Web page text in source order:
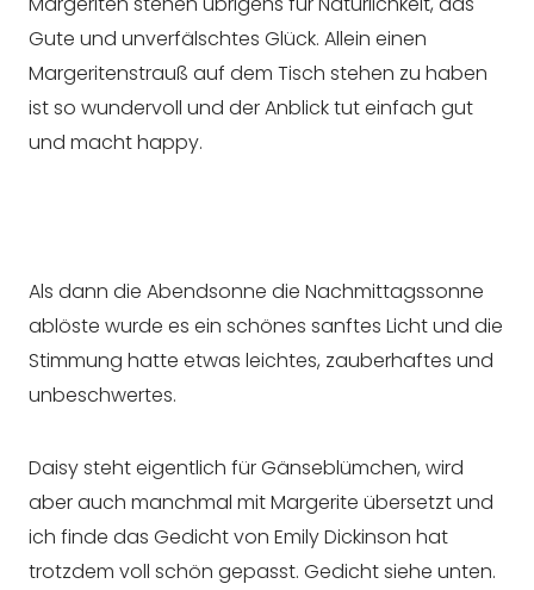
Gute und unverfälschtes Glück. Allein einen
Margeritenstrauß auf dem Tisch stehen zu haben
ist so wundervoll und der Anblick tut einfach gut
und macht happy.
Als dann die Abendsonne die Nachmittagssonne
ablöste wurde es ein schönes sanftes Licht und die
Stimmung hatte etwas leichtes, zauberhaftes und
unbeschwertes.
Daisy steht eigentlich für Gänseblümchen, wird
aber auch manchmal mit Margerite übersetzt und
ich finde das Gedicht von Emily Dickinson hat
trotzdem voll schön gepasst. Gedicht siehe unten.